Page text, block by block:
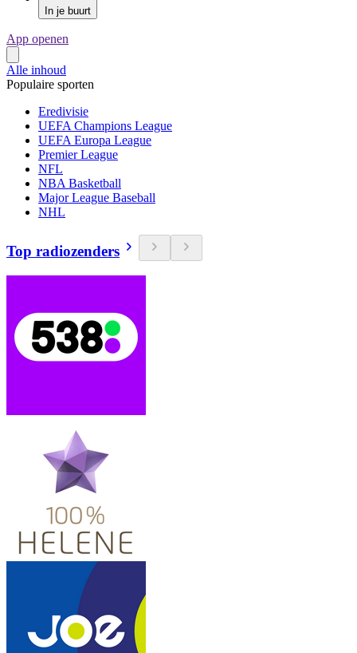
In je buurt
App openen
Alle inhoud
Populaire sporten
Eredivisie
UEFA Champions League
UEFA Europa League
Premier League
NFL
NBA Basketball
Major League Baseball
NHL
Top radiozenders